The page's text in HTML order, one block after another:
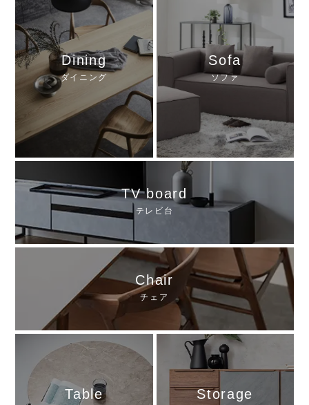
Dining
ダイニング
Sofa
ソファ
TV board
テレビ台
Chair
チェア
Table Storage